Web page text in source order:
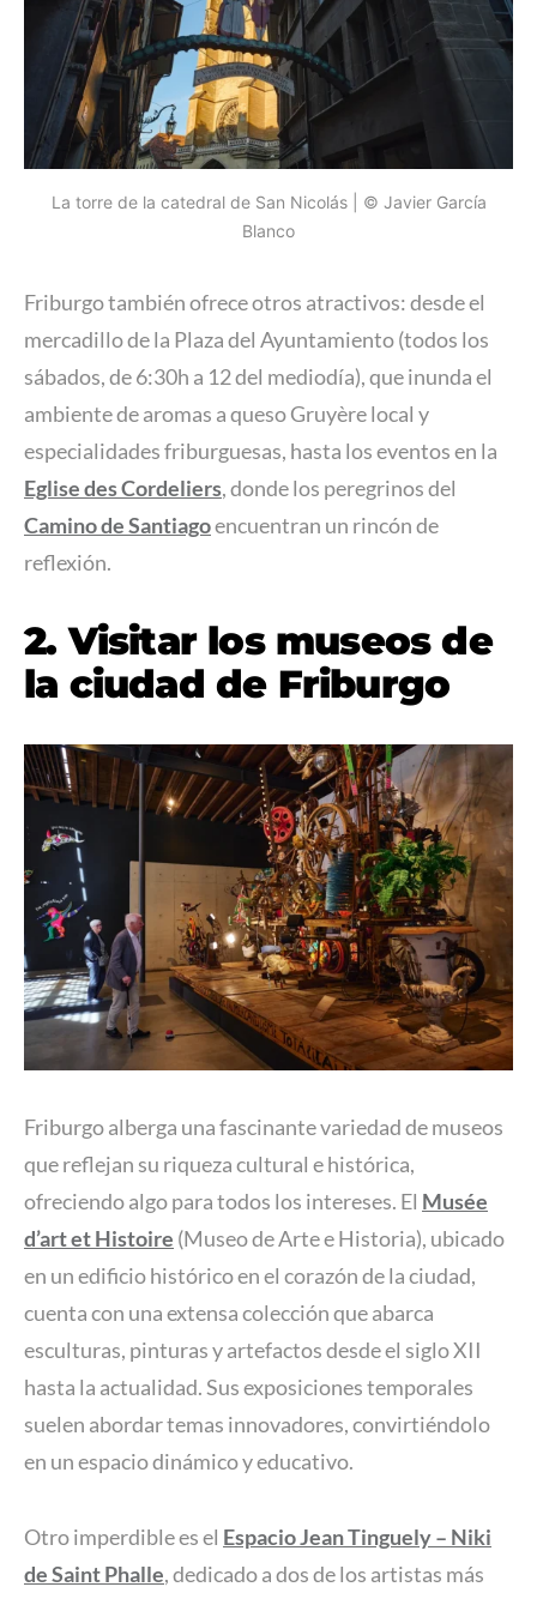
La torre de la catedral de San Nicolás | © Javier García
Blanco
Friburgo también ofrece otros atractivos: desde el
mercadillo de la Plaza del Ayuntamiento (todos los
sábados, de 6:30h a 12 del mediodía), que inunda el
ambiente de aromas a queso Gruyère local y
especialidades friburguesas, hasta los eventos en la
Eglise des Cordeliers, donde los peregrinos del
Camino de Santiagoencuentran un rincón de
reflexión.
2. Visitar los museos de
la ciudad de Friburgo
Friburgo alberga una fascinante variedad de museos
que reflejan su riqueza cultural e histórica,
ofreciendo algo para todos los intereses. El Musée
d’art et Histoire (Museo de Arte e Historia), ubicado
en un edificio histórico en el corazón de la ciudad,
cuenta con una extensa colección que abarca
esculturas, pinturas y artefactos desde el siglo XII
hasta la actualidad. Sus exposiciones temporales
suelen abordar temas innovadores, convirtiéndolo
en un espacio dinámico y educativo.
Otro imperdible es el Espacio Jean Tinguely – Niki
de Saint Phalle, dedicado a dos de los artistas más